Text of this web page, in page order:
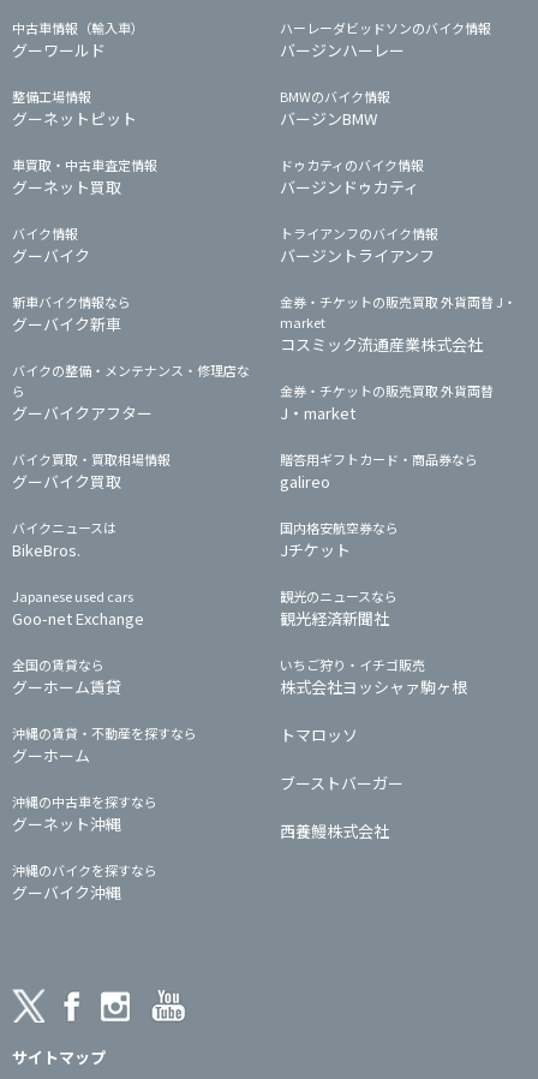
中古車情報（輸入車）
グーワールド
整備工場情報
グーネットピット
車買取・中古車査定情報
グーネット買取
バイク情報
グーバイク
新車バイク情報なら
グーバイク新車
バイクの整備・メンテナンス・修理店な
ら
グーバイクアフター
バイク買取・買取相場情報
グーバイク買取
バイクニュースは
BikeBros.
Japanese used cars
Goo-net Exchange
全国の賃貸なら
グーホーム賃貸
沖縄の賃貸・不動産を探すなら
グーホーム
沖縄の中古車を探すなら
グーネット沖縄
沖縄のバイクを探すなら
グーバイク沖縄
ハーレーダビッドソンのバイク情報
バージンハーレー
BMWのバイク情報
バージンBMW
ドゥカティのバイク情報
バージンドゥカティ
トライアンフのバイク情報
バージントライアンフ
金券・チケットの販売買取 外貨両替 J・
market
コスミック流通産業株式会社
金券・チケットの販売買取 外貨両替
J・market
贈答用ギフトカード・商品券なら
galireo
国内格安航空券なら
Jチケット
観光のニュースなら
観光経済新聞社
いちご狩り・イチゴ販売
株式会社ヨッシャァ駒ヶ根
トマロッソ
ブーストバーガー
西養鰻株式会社
サイトマップ